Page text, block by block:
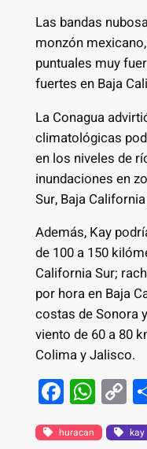
Las bandas
monzón
puntuales muy
fuertes en Baja
La Conagua
climatológicas
en los niveles de
inundaciones en
Sur, Baja
Además, Kay
de 100 a 150
California Sur;
por hora en Baja
costas de Sonora
viento de 60 a 80
Colima y Jalisco.
F
a
W
h
C
o
huracan kay